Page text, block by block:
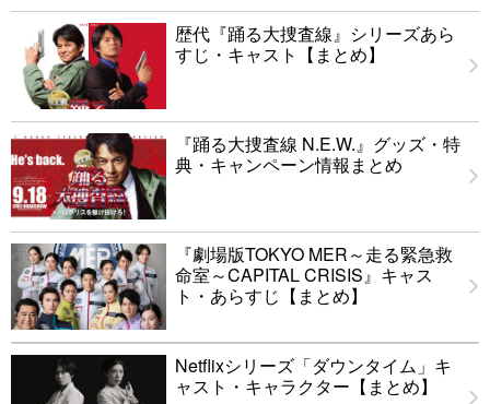
歴代『踊る大捜査線』シリーズあら
すじ・キャスト【まとめ】
『踊る大捜査線 N.E.W.』グッズ・特
典・キャンペーン情報まとめ
『劇場版TOKYO MER～走る緊急救
命室～CAPITAL CRISIS』キャス
ト・あらすじ【まとめ】
Netflixシリーズ「ダウンタイム」キ
ャスト・キャラクター【まとめ】